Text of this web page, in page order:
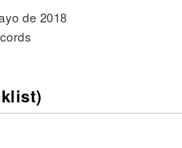
de 2018